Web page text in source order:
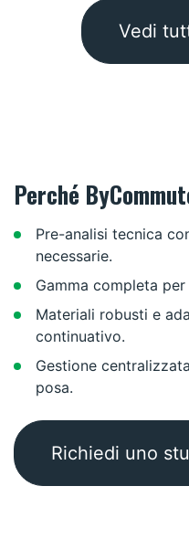
Vedi
Perché
Pre-analisi tecnica
necessarie.
Gamma completa
Materiali robusti e
continuativo.
Gestione
posa.
Richiedi uno